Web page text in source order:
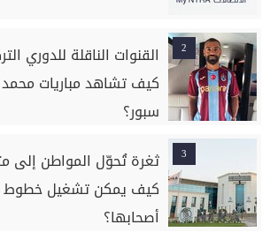
2
كيف تشاهد مباريات
سبور؟
3
ثغرة تُحوّل المواطن
كيف يمكن تشغيل خطوط
أصحابها؟